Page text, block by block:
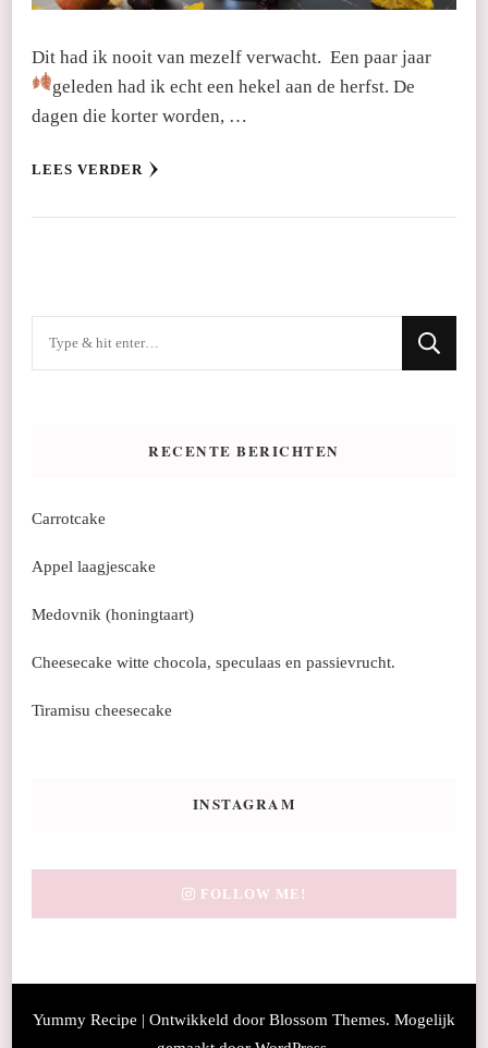
Dit had ik nooit van mezelf verwacht. Een paar jaar
geleden had ik echt een hekel aan de herfst.De
dagen die korter worden, …
LEES VERDER
RECENTE BERICHTEN
Carrotcake
Appel laagjescake
Medovnik (honingtaart)
Cheesecake witte chocola, speculaas en passievrucht.
Tiramisu cheesecake
INSTAGRAM
FOLLOW ME!
Yummy Recipe | Ontwikkeld door Blossom Themes. Mogelijk